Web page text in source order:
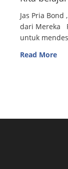
Jas Pria
dari Mereka
untuk
Read More